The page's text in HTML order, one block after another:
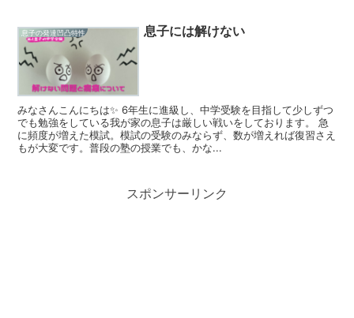
息子の発達凹凸特性 息子には解けない
みなさんこんにちは✨ 6年生に進級し、中学受験を目指して少しずつ
でも勉強をしている我が家の息子は厳しい戦いをしております。 急
に頻度が増えた模試。模試の受験のみならず、数が増えれば復習さえ
もが大変です。普段の塾の授業でも、かな...
スポンサーリンク